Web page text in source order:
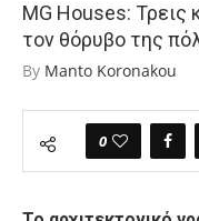
MG Houses: Τρεις
τον θόρυβο της
By Manto Koronakou
0